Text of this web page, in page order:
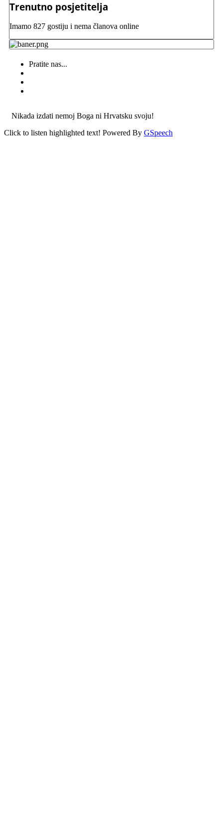
Trenutno posjetitelja
Imamo 827 gostiju i nema članova online
Pratite nas...
Nikada izdati nemoj Boga ni Hrvatsku svoju!
Click to listen highlighted text! Powered By GSpeech